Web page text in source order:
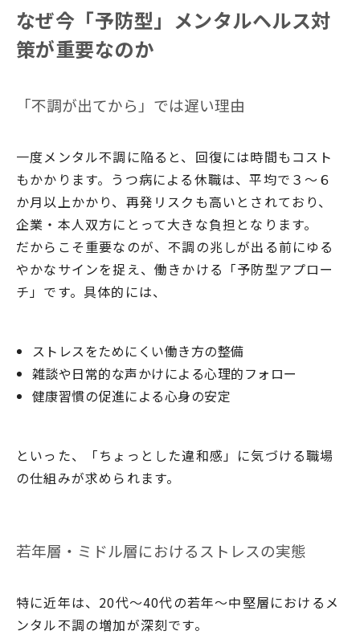
なぜ今「予防型」メンタルヘルス対
策が重要なのか
「不調が出てから」では遅い理由
一度メンタル不調に陥ると、回復には時間もコスト
もかかります。うつ病による休職は、平均で３〜６
か月以上かかり、再発リスクも高いとされており、
企業・本人双方にとって大きな負担となります。
だからこそ重要なのが、不調の兆しが出る前にゆる
やかなサインを捉え、働きかける「予防型アプロー
チ」です。具体的には、
ストレスをためにくい働き方の整備
雑談や日常的な声かけによる心理的フォロー
健康習慣の促進による心身の安定
といった、「ちょっとした違和感」に気づける職場
の仕組みが求められます。
若年層・ミドル層におけるストレスの実態
特に近年は、20代〜40代の若年〜中堅層におけるメ
ンタル不調の増加が深刻です。